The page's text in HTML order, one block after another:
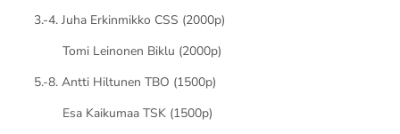
3.-4. Juha Erkinmikko CSS (2000p)
Tomi Leinonen Biklu (2000p)
5.-8. Antti Hiltunen TBO (1500p)
Esa Kaikumaa TSK (1500p)